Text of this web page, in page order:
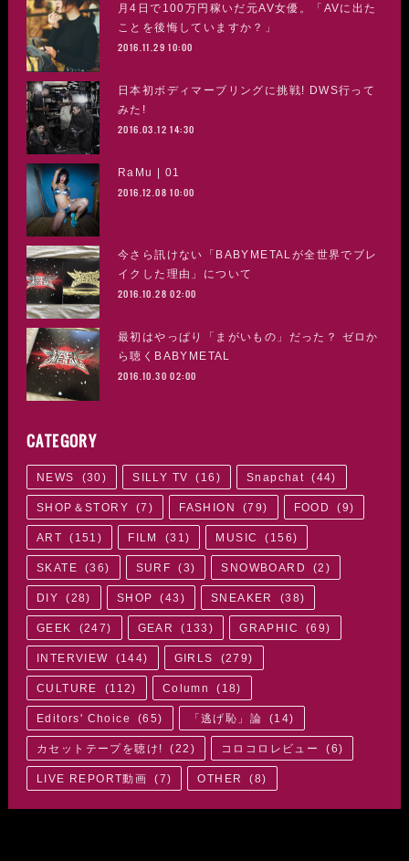
月4日で100万円稼いだ元AV女優。「AVに出た
ことを後悔していますか？」
2016.11.29 10:00
日本初ボディマーブリングに挑戦! DWS行って
みた!
2016.03.12 14:30
RaMu | 01
2016.12.08 10:00
今さら訊けない「BABYMETALが全世界でブレ
イクした理由」について
2016.10.28 02:00
最初はやっぱり「まがいもの」だった？ ゼロか
ら聴くBABYMETAL
2016.10.30 02:00
CATEGORY
NEWS (30) SILLY TV ( 16 ) Snapchat (44)
SHOP＆STORY (7 ) FASHION (79) FOOD (9)
ART ( 151 ) FILM (31 ) MUSIC ( 156)
SKATE (36) SURF (3) SNOWBOARD (2 )
DIY (28) SHOP (43 ) SNEAKER (38)
GEEK (247) GEAR ( 133 ) GRAPHIC (69)
INTERVIEW (144) GIRLS (279)
CULTURE (112) Column ( 18)
Editors' Choice (65) 「逃げ恥」論 (14)
カセットテープを聴け! (22 ) コロコロレビュー (6)
LIVE REPORT動画 (7) OTHER (8)